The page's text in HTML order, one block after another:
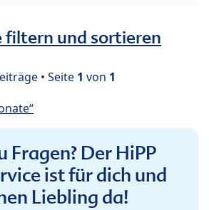
filtern und sortieren
• Seite 1 von 1
Fragen? Der HiPP
ist für dich und
Liebling da!